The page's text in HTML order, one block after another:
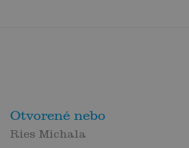
Otvorené nebo
Ries Michala